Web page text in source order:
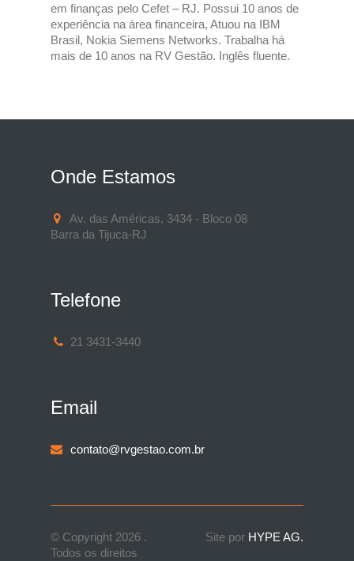
em finanças pelo Cefet – RJ. Possui 10 anos de
experiência na área financeira, Atuou na IBM
Brasil, Nokia Siemens Networks. Trabalha há
mais de 10 anos na RV Gestão. Inglês fluente.
Onde Estamos
Av. das Américas, 3434 - Bloco 08
Barra da Tijuca-RJ
Telefone
21 3431-3440
Email
contato@rvgestao.com.br
© Copyright 2026 .
Todos os direitos
Site por HYPE AG.